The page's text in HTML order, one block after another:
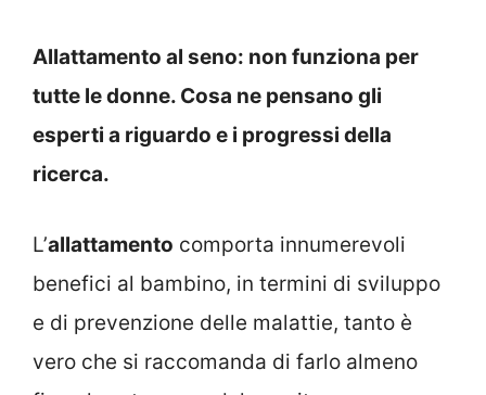
Allattamento al seno: non funziona per
tutte le donne. Cosa ne pensano gli
esperti a riguardo e i progressi della
ricerca.
L’allattamento comporta innumerevoli
benefici al bambino, in termini di sviluppo
e di prevenzione delle malattie, tanto è
vero che si raccomanda di farlo almeno